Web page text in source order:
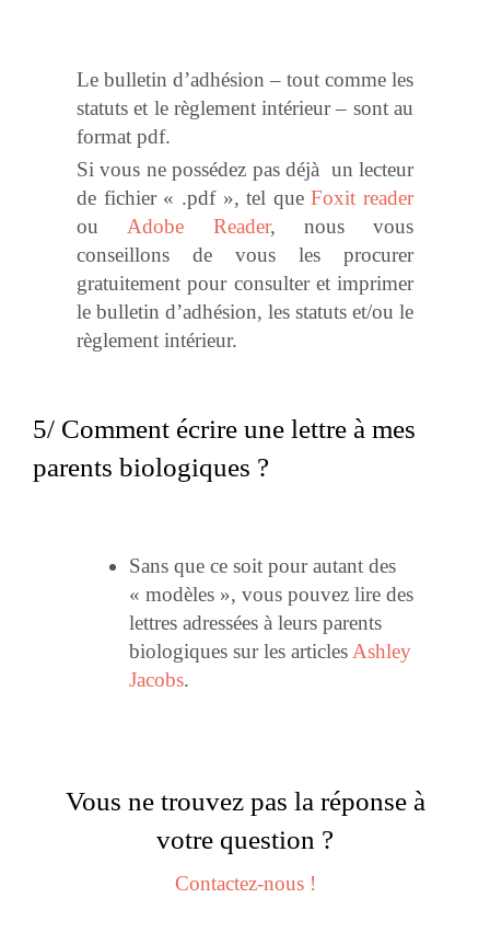
Le bulletin d’adhésion – tout comme les
statuts et le règlement intérieur – sont au
format pdf.
Si vous ne possédez pas déjà un lecteur
de fichier « .pdf », tel queFoxit reader
ouAdobe Reader, nous vous
conseillons de vous les procurer
gratuitement pour consulter et imprimer
le bulletin d’adhésion, les statuts et/ou le
règlement intérieur.
5/ Comment écrire une lettre à mes
parents biologiques ?
Sans que ce soit pour autant des
« modèles », vous pouvez lire des
lettres adressées à leurs parents
biologiques sur les articlesAshley
Jacobs.
Vous ne trouvez pas la réponse à
votre question ?
Contactez-nous !